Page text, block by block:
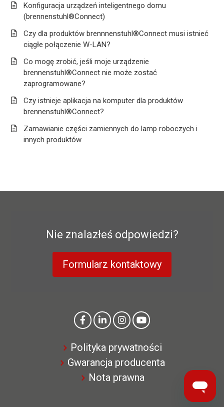
Konfiguracja urządzeń inteligentnego domu
(brennenstuhl®Connect)
Czy dla produktów brennnenstuhl®Connect musi istnieć
ciągłe połączenie W-LAN?
Co mogę zrobić, jeśli moje urządzenie
brennenstuhl®Connect nie może zostać
zaprogramowane?
Czy istnieje aplikacja na komputer dla produktów
brennenstuhl®Connect?
Zamawianie części zamiennych do lamp roboczych i
innych produktów
Nie znalazłeś odpowiedzi?
Formularz kontaktowy
Polityka prywatności
Gwarancja producenta
Nota prawna